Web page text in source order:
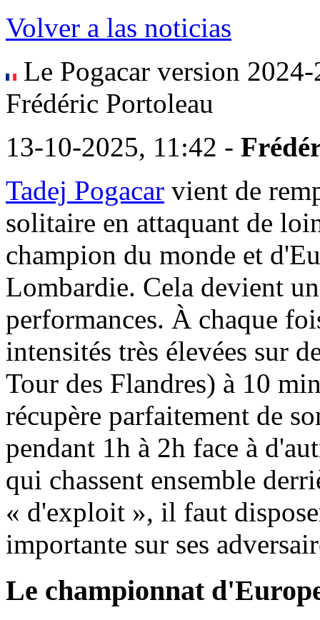
Volver a las noticias
Le Pogacar version 2024-
Frédéric Portoleau
13-10-2025, 11:42 -
Tadej Pogacar vient de
solitaire en attaquant de
champion du monde et
Lombardie. Cela devient
performances. À chaque
intensités très élevées sur
Tour des Flandres) à 10
récupère parfaitement de
pendant 1h à 2h face à
qui chassent ensemble
« d'exploit », il faut
importante sur ses
Le championnat